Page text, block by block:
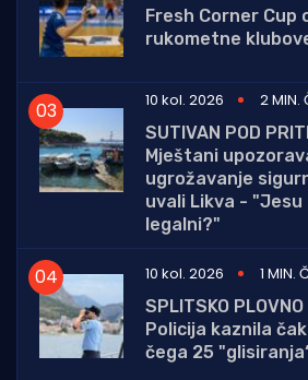
Fresh Corner Cup
rukometne
10 kol. 2026
2 MIN.
SUTIVAN POD
Mještani
ugrožavanje
uvali Likva -
legalni?"
10 kol. 2026
1 MIN.
SPLITSKO
Policija kaznila
čega 25